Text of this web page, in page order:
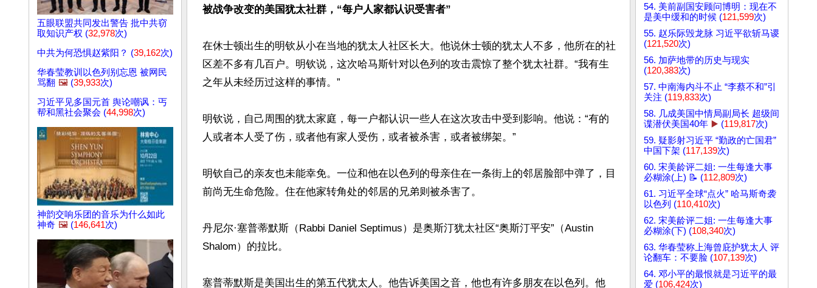
五眼联盟共同发出警告 批中共窃
取知识产权 (32,978次)
中共为何恐惧赵紫阳？ (39,162次)
华春莹教训以色列别忘恩 被网民
骂翻 🖼️ (39,933次)
习近平见多国元首 舆论嘲讽：丐
帮和黑社会聚会 (44,998次)
神韵交响乐团的音乐为什么如此
神奇 🖼️ (146,641次)
被战争改变的美国犹太社群，“每户人家都认识受害者”
在休士顿出生的明钦从小在当地的犹太人社区长大。他说休士顿的犹太人不多，他所在的社
区差不多有几百户。明钦说，这次哈马斯针对以色列的攻击震惊了整个犹太社群。“我有生
之年从未经历过这样的事情。”
明钦说，自己周围的犹太家庭，每一户都认识一些人在这次攻击中受到影响。他说：“有的
人或者本人受了伤，或者他有家人受伤，或者被杀害，或者被绑架。”
明钦自己的亲友也未能幸免。一位和他在以色列的母亲住在一条街上的邻居脸部中弹了，目
前尚无生命危险。住在他家转角处的邻居的兄弟则被杀害了。
丹尼尔·塞普蒂默斯（Rabbi Daniel Septimus）是奥斯汀犹太社区“奥斯汀平安”（Austin
Shalom）的拉比。
塞普蒂默斯是美国出生的第五代犹太人。他告诉美国之音，他也有许多朋友在以色列。他
54. 美前副国安顾问博明：现在不
是美中缓和的时候 (121,599次)
55. 赵乐际毁龙脉 习近平欲斩马谡
(121,520次)
56. 加萨地带的历史与现实
(120,383次)
57. 中南海内斗不止 “李蔡不和”引
关注 (119,833次)
58. 几成美国中情局副局长 超级间
谍潜伏美国40年 ▶️ (119,817次)
59. 疑影射习近平 “勤政的亡国君”
中国下架 (117,139次)
60. 宋美龄评二姐: 一生每逢大事
必糊涂(上) 📝 (112,809次)
61. 习近平全球“点火” 哈马斯奇袭
以色列 (110,410次)
62. 宋美龄评二姐: 一生每逢大事
必糊涂(下) (108,340次)
63. 华春莹称上海曾庇护犹太人 评
论翻车：不要脸 (107,139次)
64. 邓小平的最恨就是习近平的最
爱 (106,424次)